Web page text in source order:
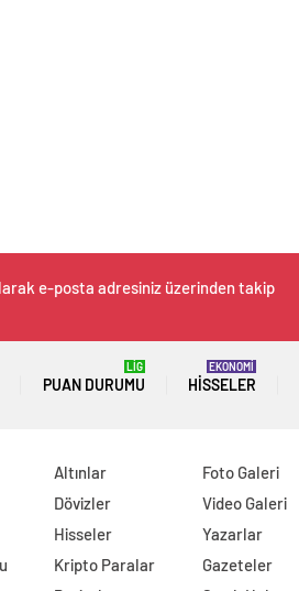
e-posta adresiniz üzerinden takip
PUAN DURUMU
LİG
HISSELER
EKONOMİ
Altınlar
Dövizler
Hisseler
Kripto Paralar
Foto Galeri
Video Galeri
Yazarlar
Gazeteler